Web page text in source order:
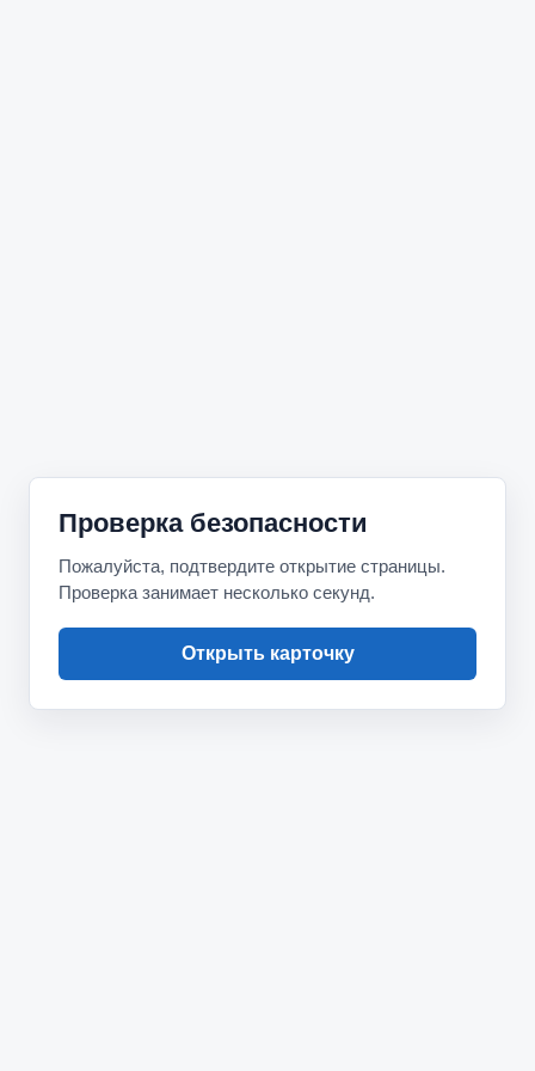
Проверка безопасности
Пожалуйста, подтвердите открытие страницы.
Проверка занимает несколько секунд.
Открыть карточку